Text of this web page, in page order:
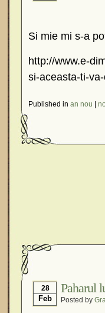
Si mie mi s-a
http://www.e-
si-aceasta-ti-
Published in an nou
28
Feb
Paharul
Posted by